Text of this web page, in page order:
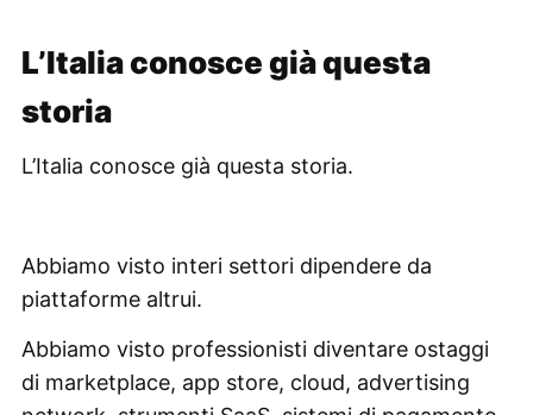
L’Italia conosce già questa
storia
L’Italia conosce già questa storia.
Abbiamo visto interi settori dipendere da
piattaforme altrui.
Abbiamo visto professionisti diventare ostaggi
di marketplace, app store, cloud, advertising